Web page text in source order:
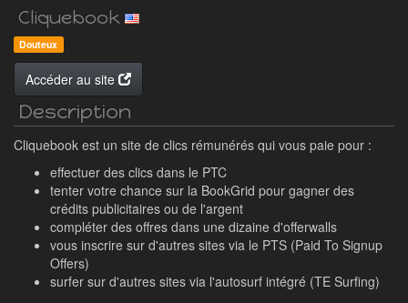
Cliquebook
Douteux
Accéder au site
Description
Cliquebook est un site de clics rémunérés qui vous paie pour :
effectuer des clics dans le PTC
tenter votre chance sur la BookGrid pour gagner des
crédits publicitaires ou de l'argent
compléter des offres dans une dizaine d'offerwalls
vous inscrire sur d'autres sites via le PTS (Paid To Signup
Offers)
surfer sur d'autres sites via l'autosurf intégré (TE Surfing)